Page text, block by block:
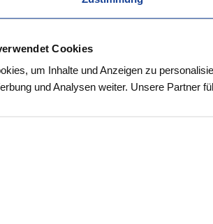
Cookies
um Inhalte und Anzeigen zu
und Analysen weiter. Unsere Partner